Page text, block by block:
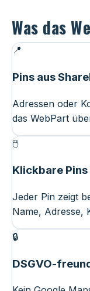
Was das
📍
Pins aus
Adressen oder
das WebPart
🖱️
Klickbare
Jeder Pin zeigt
Name, Adresse,
🔒
DSGVO-